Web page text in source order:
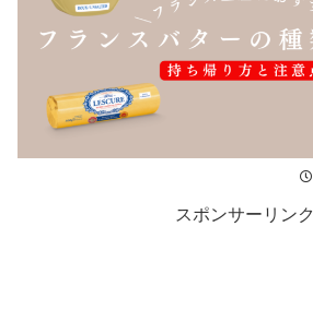
スポンサーリンク